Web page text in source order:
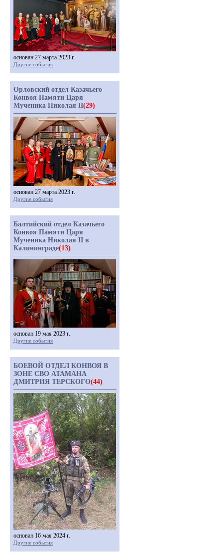
основан 27 марта 2023 г.
Другие события
Орловский отдел Казачьего
Конвоя Памяти Царя
Мученика Николая II(29)
основан 27 марта 2023 г.
Другие события
Балтийский отдел Казачьего
Конвоя Памяти Царя
Мученика Николая II в
Калининграде(13)
основан 19 мая 2023 г.
Другие события
БОЕВОЙ ОТДЕЛ КОНВОЯ В
ЗОНЕ СВО АТАМАНА
ДМИТРИЯ ТЕРСКОГО(44)
основан 16 мая 2024 г.
Другие события